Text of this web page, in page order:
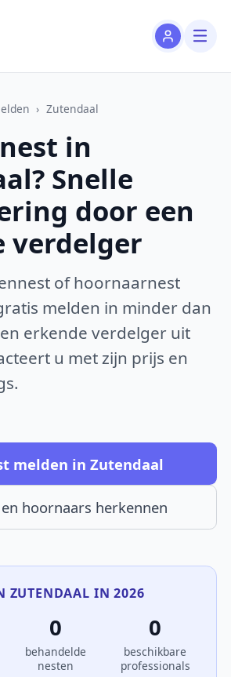
› Zutendaal
in
Snelle
door een
verdelger
of hoornaarnest
melden in minder dan
erkende verdelger uit
u met zijn prijs en
melden in Zutendaal
hoornaars herkennen
ZUTENDAAL IN 2026
0
behandelde
nesten
0
beschikbare
professionals